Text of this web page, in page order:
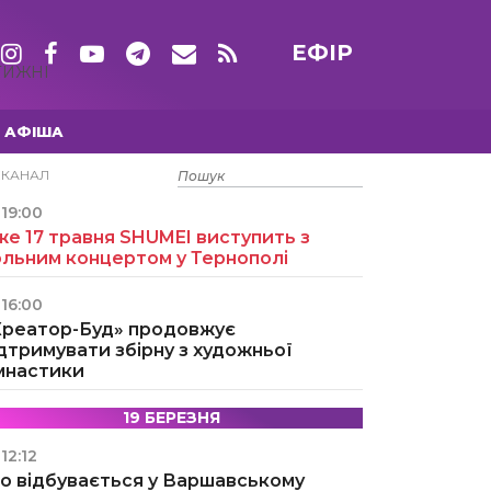
ЕФІР
АФІША
15 ТРАВНЯ
19:00
17 травня SHUMEI виступить з
концертом у Тернополі
16:00
Буд» продовжує
збірну з художньої
19 БЕРЕЗНЯ
12:12
відбувається у Варшавському